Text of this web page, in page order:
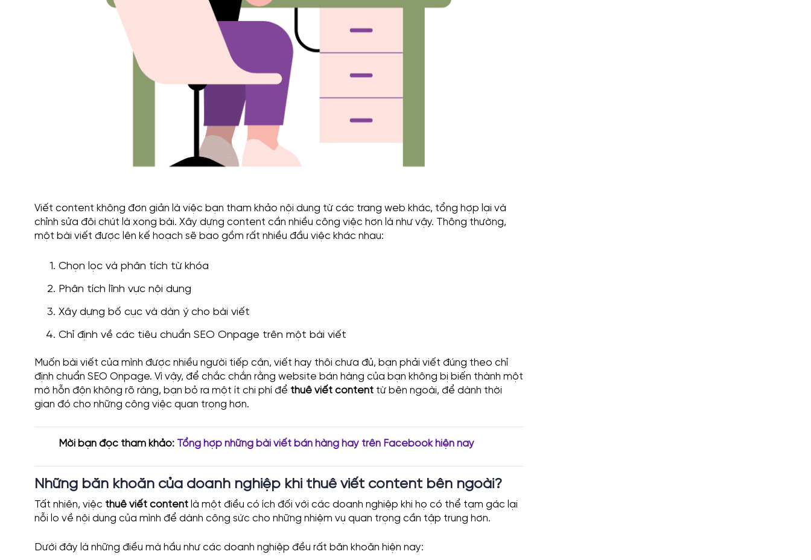
Viết content không đơn giản là việc bạn tham khảo nội dung từ các trang web khác, tổng hợp lại và
chỉnh sửa đôi chút là xong bài. Xây dựng content cần nhiều công việc hơn là như vậy. Thông thường,
một bài viết được lên kế hoạch sẽ bao gồm rất nhiều đầu việc khác nhau:
Chọn lọc và phân tích từ khóa
Phân tích lĩnh vực nội dung
Xây dựng bố cục và dàn ý cho bài viết
Chỉ định về các tiêu chuẩn SEO Onpage trên một bài viết
Muốn bài viết của mình được nhiều người tiếp cận, viết hay thôi chưa đủ, bạn phải viết đúng theo chỉ
định chuẩn SEO Onpage. Vì vậy, để chắc chắn rằng website bán hàng của bạn không bị biến thành một
mớ hỗn độn không rõ ràng, bạn bỏ ra một ít chi phí để thuê viết content từ bên ngoài, để dành thời
gian đó cho những công việc quan trọng hơn.
Mời bạn đọc tham khảo: Tổng hợp những bài viết bán hàng hay trên Facebook hiện nay
Những băn khoăn của doanh nghiệp khi thuê viết content bên ngoài?
Tất nhiên, việc thuê viết content là một điều có ích đối với các doanh nghiệp khi họ có thể tạm gác lại
nỗi lo về nội dung của mình để dành công sức cho những nhiệm vụ quan trọng cần tập trung hơn.
Dưới đây là những điều mà hầu như các doanh nghiệp đều rất băn khoăn hiện nay: